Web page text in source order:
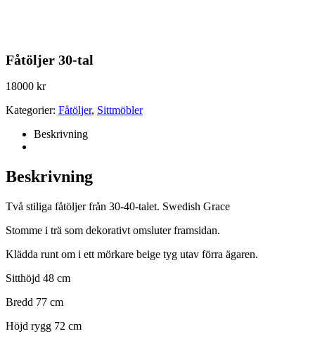
Fåtöljer 30-tal
18000 kr
Kategorier: Fåtöljer, Sittmöbler
Beskrivning
Beskrivning
Två stiliga fåtöljer från 30-40-talet. Swedish Grace
Stomme i trä som dekorativt omsluter framsidan.
Klädda runt om i ett mörkare beige tyg utav förra ägaren.
Sitthöjd 48 cm
Bredd 77 cm
Höjd rygg 72 cm